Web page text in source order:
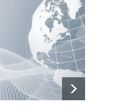
nükleer silah
teyid etmedi
6 Ağustos 2026